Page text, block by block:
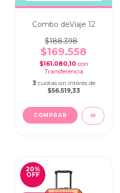
Combo deViaje 12
$188.398
$169.558
$161.080,10 con
3 cuotas sin interés de
$56.519,33
COMPRAR
20%
OFF